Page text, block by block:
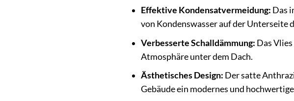
Effektive Kondensatvermeidung: Das
von Kondenswasser auf der Unterseite
Verbesserte Schalldämmung: Das
Atmosphäre unter dem Dach.
Ästhetisches Design: Der satte
Gebäude ein modernes und